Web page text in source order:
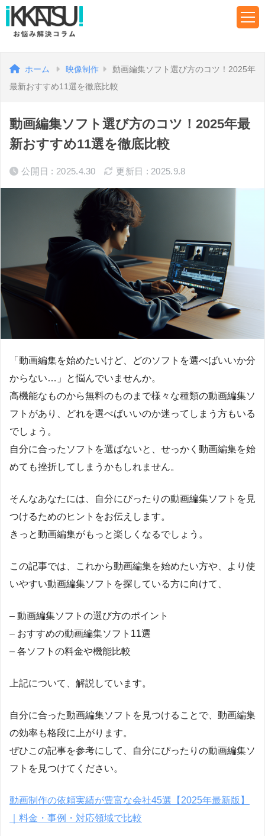
ホーム 映像制作
動画編集ソフト選び方のコツ！2025年
最新おすすめ11選を徹底比較
動画編集ソフト選び方のコツ！2025年最
新おすすめ11選を徹底比較
公開日 : 2025.4.30 更新日 : 2025.9.8
「動画編集を始めたいけど、どのソフトを選べばいいか分
からない…」と悩んでいませんか。
高機能なものから無料のものまで様々な種類の動画編集ソ
フトがあり、どれを選べばいいのか迷ってしまう方もいる
でしょう。
自分に合ったソフトを選ばないと、せっかく動画編集を始
めても挫折してしまうかもしれません。
そんなあなたには、自分にぴったりの動画編集ソフトを見
つけるためのヒントをお伝えします。
きっと動画編集がもっと楽しくなるでしょう。
この記事では、これから動画編集を始めたい方や、より使
いやすい動画編集ソフトを探している方に向けて、
– 動画編集ソフトの選び方のポイント
– おすすめの動画編集ソフト11選
– 各ソフトの料金や機能比較
上記について、解説しています。
自分に合った動画編集ソフトを見つけることで、動画編集
の効率も格段に上がります。
ぜひこの記事を参考にして、自分にぴったりの動画編集ソ
フトを見つけてください。
動画制作の依頼実績が豊富な会社45選【2025年最新版】
｜料金・事例・対応領域で比較